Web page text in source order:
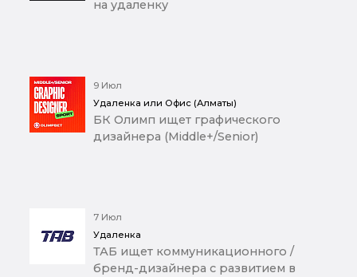
на удаленку
9 Июл
Удаленка или Офис (Алматы)
БК Олимп ищет графического
дизайнера (Middle+/Senior)
7 Июл
Удаленка
ТАБ ищет коммуникационного /
бренд-дизайнера с развитием в